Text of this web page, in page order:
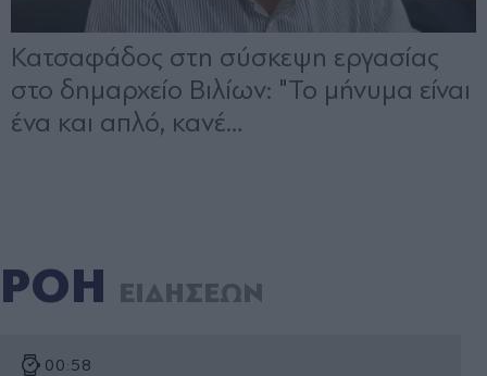
ΡΟΗ ΕΙΔΗΣΕΩΝ
00:58